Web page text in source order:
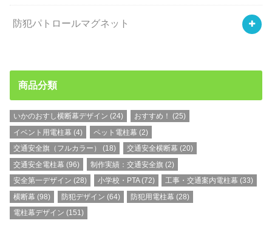
防犯パトロールマグネット
商品分類
いかのおすし横断幕デザイン (24) おすすめ！ (25)
イベント用電柱幕 (4) ペット電柱幕 (2)
交通安全旗（フルカラー）
(18) 交通安全横断幕 (20)
交通安全電柱幕 (96) 制作実績：交通安全旗(2)
安全第一デザイン (28) 小学校・PTA(72) 工事・交通案内電柱幕 (33)
横断幕 (98) 防犯デザイン (64) 防犯用電柱幕 (28)
電柱幕デザイン (151)